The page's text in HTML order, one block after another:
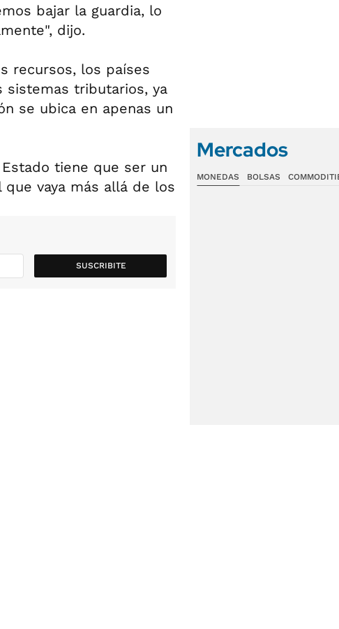
bajar la guardia, lo
dijo.
recursos, los países
sistemas tributarios, ya
se ubica en apenas un
tiene que ser un
vaya más allá de los
SUSCRIBITE
Mercados
MONEDAS BOLSAS